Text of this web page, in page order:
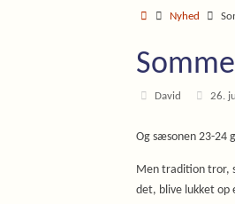
HomeNyhed
David 26.
Og sæsonen 23-24
Men tradition tror,
det, blive lukket op